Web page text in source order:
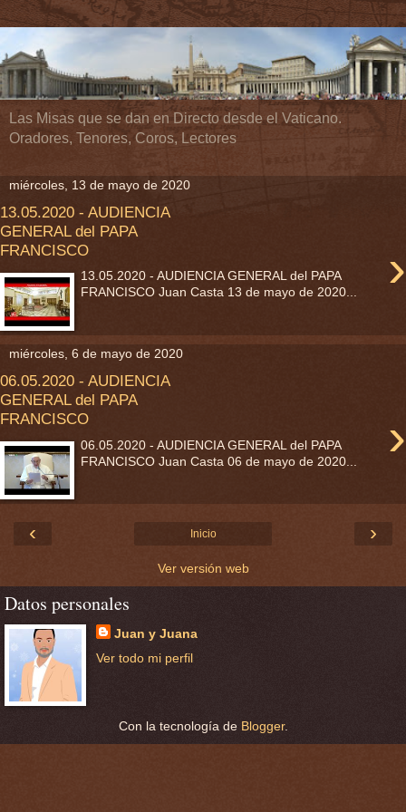
Las Misas que se dan en Directo desde el Vaticano.
Oradores, Tenores, Coros, Lectores
miércoles, 13 de mayo de 2020
13.05.2020 - AUDIENCIA
GENERAL del PAPA
FRANCISCO
›
13.05.2020 - AUDIENCIA GENERAL del PAPA
FRANCISCO Juan Casta 13 de mayo de 2020...
miércoles, 6 de mayo de 2020
06.05.2020 - AUDIENCIA
GENERAL del PAPA
FRANCISCO
›
06.05.2020 - AUDIENCIA GENERAL del PAPA
FRANCISCO Juan Casta 06 de mayo de 2020...
‹ ›
Inicio
Ver versión web
Datos personales
Juan y Juana
Ver todo mi perfil
Con la tecnología de Blogger.